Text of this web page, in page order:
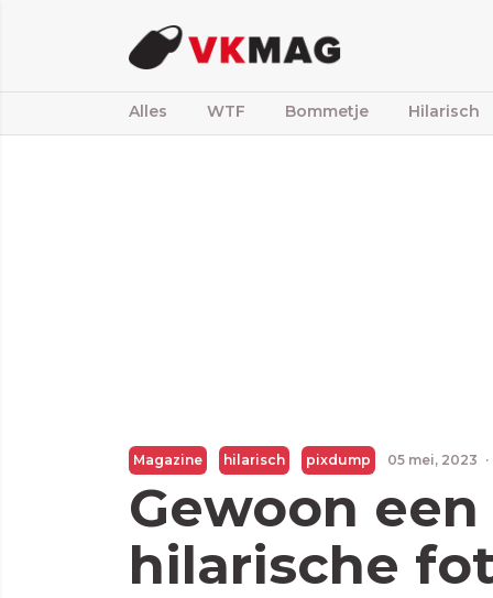
Alles WTF Bommetje Hilarisch
Magazine hilarisch pixdump 05 mei, 2023 ·
Gewoon
hilarische